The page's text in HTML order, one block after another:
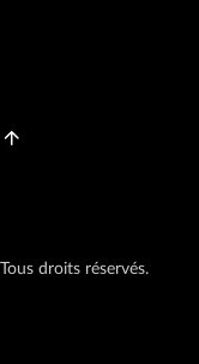
droits réservés.